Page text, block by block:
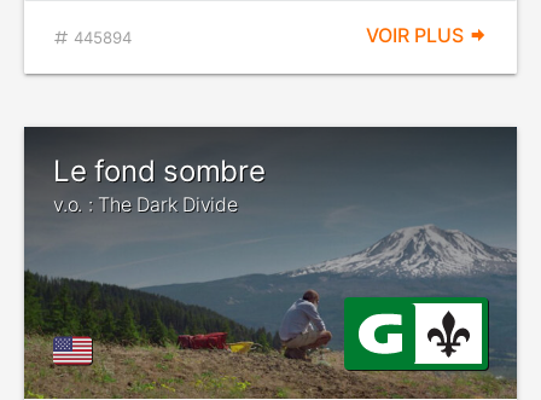
445894 VOIR PLUS
Le fond sombre
v.o. : The Dark Divide